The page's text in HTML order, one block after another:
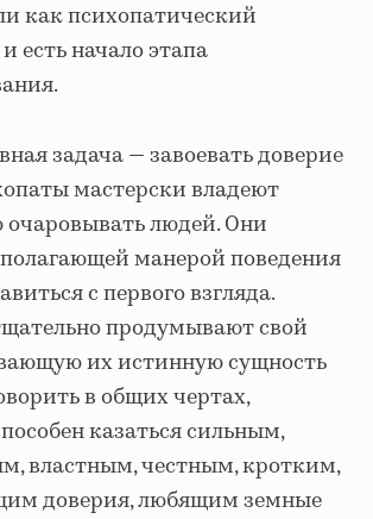
как психопатический
есть начало этапа
задача — завоевать доверие
мастерски владеют
очаровывать людей. Они
манерой поведения
с первого взгляда.
продумывают свой
их истинную сущность
в общих чертах,
казаться сильным,
властным, честным, кротким,
доверия, любящим земные